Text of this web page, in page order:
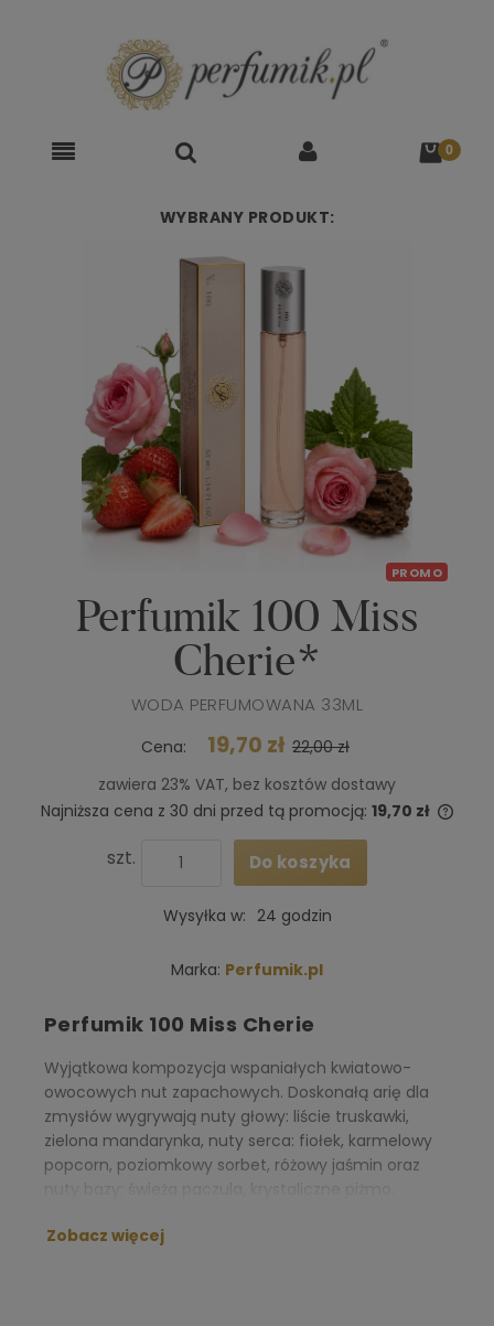
WYBRANY PRODUKT:
PROMO
Perfumik 100 Miss
Cherie*
WODA PERFUMOWANA 33ML
Cena: 19,70 zł 22,00 zł
zawiera 23% VAT, bez kosztów dostawy
Najniższa cena z 30 dni przed tą promocją: 19,70 zł
szt. Do koszyka
Wysyłka w: 24 godzin
Marka: Perfumik.pl
Perfumik 100 Miss Cherie
Wyjątkowa kompozycja wspaniałych kwiatowo-
owocowych nut zapachowych. Doskonałą arię dla
zmysłów wygrywają nuty głowy: liście truskawki,
zielona mandarynka, nuty serca: fiołek, karmelowy
popcorn, poziomkowy sorbet, różowy jaśmin oraz
nuty bazy: świeża paczula, krystaliczne piżmo.
NUTY ZAPACHOWE:
Zobacz więcej